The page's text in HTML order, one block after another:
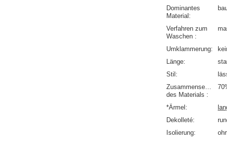
Dominantes
Material
Verfahren zum
Waschen
Umklammerung
Länge
Stil
Zusammensetzung
des Materials
*Ärmel
Dekolleté
Isolierung